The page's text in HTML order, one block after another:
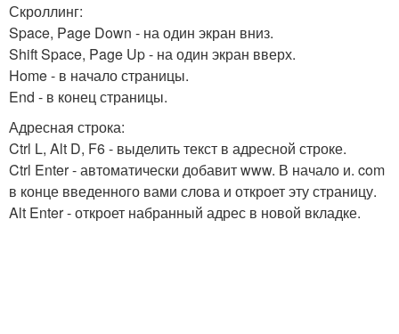
Скроллинг:
Space, Page Down - на один экран вниз.
Shift Space, Page Up - на один экран вверх.
Home - в начало страницы.
End - в конец страницы.
Адресная строка:
Ctrl L, Alt D, F6 - выделить текст в адресной строке.
Ctrl Enter - автоматически добавит www. В начало и. com
в конце введенного вами слова и откроет эту страницу.
Alt Enter - откроет набранный адрес в новой вкладке.